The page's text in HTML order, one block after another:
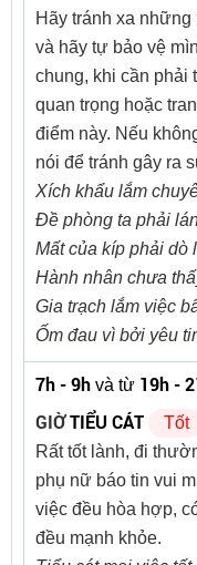
Hãy tránh xa
và hãy tự bảo vệ
chung, khi cần phải
quan trọng hoặc
điểm này. Nếu
nói để tránh gây ra
Xích khẩu lắm
Đề phòng ta phải
Mất của kíp phải dò
Hành nhân chưa
Gia trạch lắm việc
Ốm đau vì bởi yêu
7h - 9h và từ 19h -
GIỜTIỂU CÁT
Tốt
Rất tốt lành, đi
phụ nữ báo tin vui
việc đều hòa hợp,
đều mạnh khỏe.